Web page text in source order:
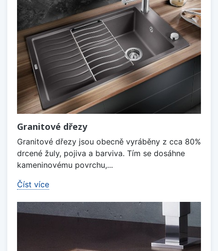
Granitové dřezy
Granitové dřezy jsou obecně vyráběny z cca 80%
drcené žuly, pojiva a barviva. Tím se dosáhne
kameninovému povrchu,...
Číst více